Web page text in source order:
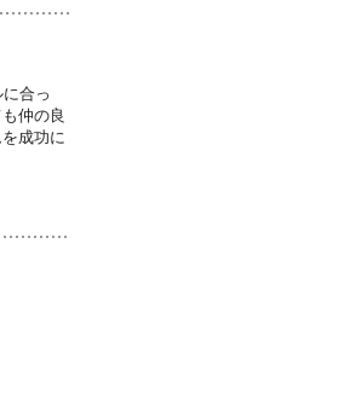
合っ
仲の良
成功に